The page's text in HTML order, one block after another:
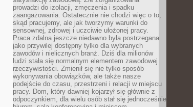
prowadzi do izolacji, zmęczenia i spadku
zaangażowania. Ostatecznie nie chodzi więc o to,
skąd pracujemy, ale jak tworzymy warunki do
sensownej, zdrowej i uczciwie ułożonej pracy.
Praca zdalna jeszcze niedawno była postrzegana
jako przywilej dostępny tylko dla wybranych
zawodów i nielicznych branż. Dziś dla milionów
ludzi stała się normalnym elementem zawodowej
rzeczywistości. Zmienił się nie tylko sposób
wykonywania obowiązków, ale także nasze
podejście do czasu, przestrzeni i relacji w miejscu
pracy. Dom, który dawniej kojarzył się głównie z
odpoczynkiem, dla wielu osób stał się jednocześnie